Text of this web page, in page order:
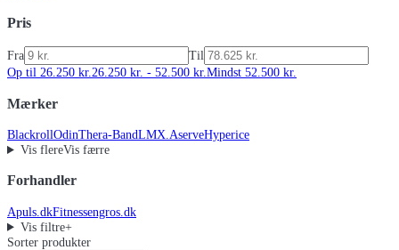
Pris
Fra
Til
Op til 26.250 kr.26.250 kr. - 52.500 kr.Mindst 52.500 kr.
Mærker
BlackrollOdinThera-BandLMX.AserveHyperice
Vis flereVis færre
Forhandler
Apuls.dkFitnessengros.dk
Vis filtre+
Sorter produkter